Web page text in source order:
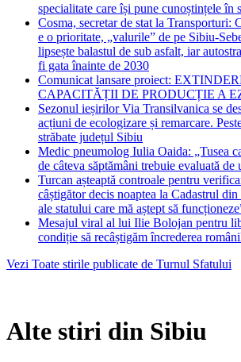
specialitate care își pune cunoștințele în
Cosma, secretar de stat la Transporturi:
e o prioritate, „valurile” de pe Sibiu-
lipsește balastul de sub asfalt, iar
fi gata înainte de 2030
Comunicat lansare proiect:
CAPACITĂȚII DE PRODUCȚIE A
Sezonul ieșirilor Via Transilvanica se
acțiuni de ecologizare și remarcare.
străbate județul Sibiu
Medic pneumolog Iulia Oaida: „Tusea
de câteva săptămâni trebuie evaluată de
Turcan așteaptă controale pentru
câștigător decis noaptea la Cadastrul
ale statului care mă aștept să
Mesajul viral al lui Ilie Bolojan pentru
condiție să recâștigăm încrederea
Vezi Toate stirile publicate de Turnul Sfatului
Alte stiri din Sibiu